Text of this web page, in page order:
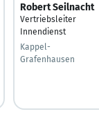
Robert Seilnacht
Vertriebsleiter
Innendienst
Kappel-
Grafenhausen